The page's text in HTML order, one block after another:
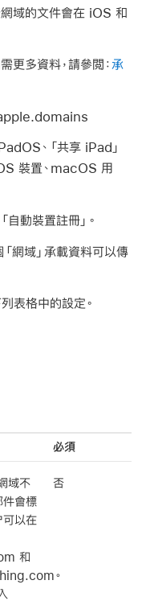
網域的文件會在 iOS 和
更多資料，請參閲： 承
、 「共享 iPad」
裝置、macOS 用
自動裝置註冊」。
網域」承載資料可以傳
表格中的設定。
必須
域不
件會標
可以在
和
。
否